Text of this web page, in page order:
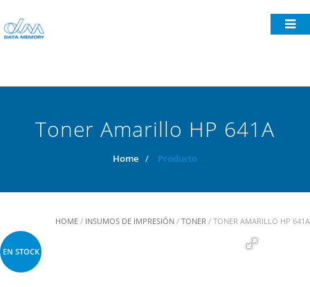
Toner Amarillo HP 641A
Home / Producto
HOME / INSUMOS DE IMPRESIÓN / TONER / TONER AMARILLO HP 641A
EN STOCK